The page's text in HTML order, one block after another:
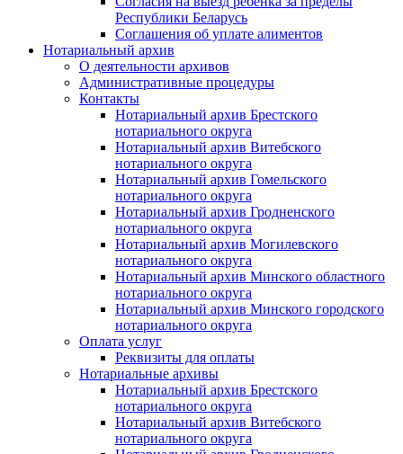
Республики Беларусь
Соглашения об уплате алиментов
Нотариальный архив
О деятельности архивов
Административные процедуры
Контакты
Нотариальный архив Брестского
нотариального округа
Нотариальный архив Витебского
нотариального округа
Нотариальный архив Гомельского
нотариального округа
Нотариальный архив Гродненского
нотариального округа
Нотариальный архив Могилевского
нотариального округа
Нотариальный архив Минского областного
нотариального округа
Нотариальный архив Минского городского
нотариального округа
Оплата услуг
Реквизиты для оплаты
Нотариальные архивы
Нотариальный архив Брестского
нотариального округа
Нотариальный архив Витебского
нотариального округа